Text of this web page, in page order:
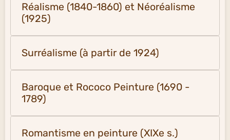
Réalisme (1840-1860) et Néoréalisme
(1925)
Surréalisme (à partir de 1924)
Baroque et Rococo Peinture (1690 -
1789)
Romantisme en peinture (XIXe s.)